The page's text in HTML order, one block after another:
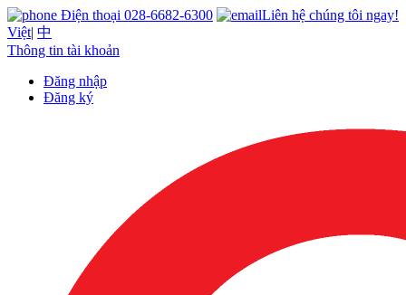
Điện thoại 028-6682-6300
Liên hệ chúng tôi ngay!
Việt| 中
Thông tin tài khoản
Đăng nhập
Đăng ký